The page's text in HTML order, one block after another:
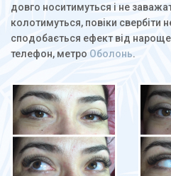
довго носитимуться і не
колотимуться, повіки свербіти
сподобається ефект від
телефон, метро Оболонь.